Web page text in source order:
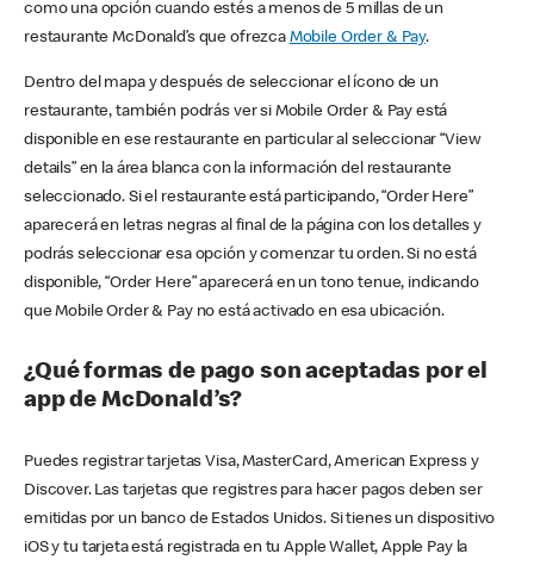
como una opción cuando estés a menos de 5 millas de un
restaurante McDonald’s que ofrezca Mobile Order & Pay.
Dentro del mapa y después de seleccionar el ícono de un
restaurante, también podrás ver si Mobile Order & Pay está
disponible en ese restaurante en particular al seleccionar “View
details” en la área blanca con la información del restaurante
seleccionado. Si el restaurante está participando, “Order Here”
aparecerá en letras negras al final de la página con los detalles y
podrás seleccionar esa opción y comenzar tu orden. Si no está
disponible, “Order Here” aparecerá en un tono tenue, indicando
que Mobile Order & Pay no está activado en esa ubicación.
¿Qué formas de pago son aceptadas por el
app de McDonald’s?
Puedes registrar tarjetas Visa, MasterCard, American Express y
Discover. Las tarjetas que registres para hacer pagos deben ser
emitidas por un banco de Estados Unidos. Si tienes un dispositivo
iOS y tu tarjeta está registrada en tu Apple Wallet, Apple Pay la